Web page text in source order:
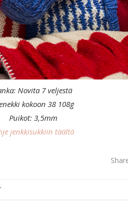
Novita 7 veljestä
kokoon 38 108g
Puikot: 3,5mm
jenkkisukkiin täältä